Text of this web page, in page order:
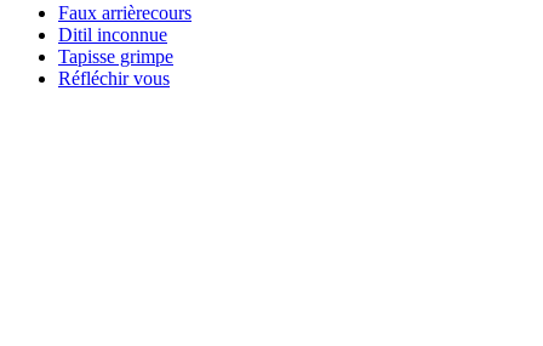
Faux arrièrecours
Ditil inconnue
Tapisse grimpe
Réfléchir vous